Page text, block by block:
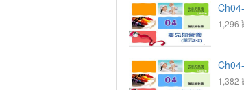
1,296
1,382